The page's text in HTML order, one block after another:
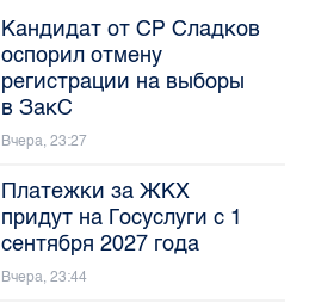
Кандидат от СР Сладков
оспорил отмену
регистрации на выборы
в ЗакС
Вчера, 23:27
Платежки за ЖКХ
придут на Госуслуги с 1
сентября 2027 года
Вчера, 23:44